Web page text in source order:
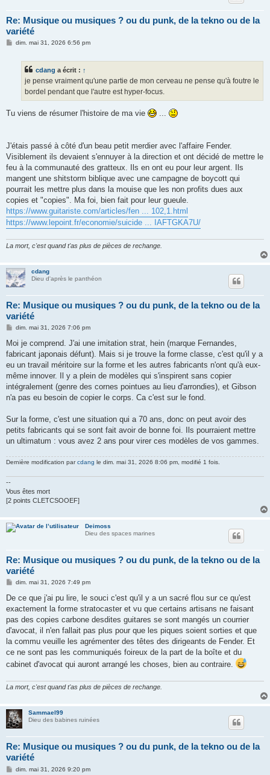
Re: Musique ou musiques ? ou du punk, de la tekno ou de la
variété
Mdim. mai 31, 2026 6:56 pm
cdang a écrit : ↑
je pense vraiment qu'une partie de mon cerveau ne pense qu'à foutre le
bordel pendant que l'autre est hyper-focus.
Tu viens de résumer l'histoire de ma vie
J'étais passé à côté d'un beau petit merdier avec l'affaire Fender.
Visiblement ils devaient s'ennuyer à la direction et ont décidé de mettre le
feu à la communauté des gratteux. Ils en ont eu pour leur argent. Ils
mangent une shitstorm biblique avec une campagne de boycott qui
pourrait les mettre plus dans la mouise que les non profits dues aux
copies et "copies". Ma foi, bien fait pour leur gueule.
https://www.guitariste.com/articles/fen ... 102,1.html
https://www.lepoint.fr/economie/suicide ... IAFTGKA7U/
La mort, c'est quand t'as plus de pièces de rechange.
cdang
Dieu d'après le panthéon
Re: Musique ou musiques ? ou du punk, de la tekno ou de la
variété
M
s
a
g
dim. mai 31, 2026 7:06 pm
Moi je comprend. J'ai une imitation strat, hein (marque Fernandes,
fabricant japonais défunt). Mais si je trouve la forme classe, c'est qu'il y a
eu un travail méritoire sur la forme et les autres fabricants n'ont qu'à eux-
même innover. Il y a plein de modèles qui s'inspirent sans copier
intégralement (genre des cornes pointues au lieu d'arrondies), et Gibson
n'a pas eu besoin de copier le corps. Ca c'est sur le fond.
Sur la forme, c'est une situation qui a 70 ans, donc on peut avoir des
petits fabricants qui se sont fait avoir de bonne foi. Ils pourraient mettre
un ultimatum : vous avez 2 ans pour virer ces modèles de vos gammes.
Dernière modification parcdang le dim. mai 31, 2026 8:06 pm, modifié 1 fois.
--
Vous êtes mort
[2 points CLETCSOOEF]
Deimoss
Dieu des spaces marines
Re: Musique ou musiques ? ou du punk, de la tekno ou de la
variété
M
s
a
g
dim. mai 31, 2026 7:49 pm
De ce que j'ai pu lire, le souci c'est qu'il y a un sacré flou sur ce qu'est
exactement la forme stratocaster et vu que certains artisans ne faisant
pas des copies carbone desdites guitares se sont mangés un courrier
d'avocat, il n'en fallait pas plus pour que les piques soient sorties et que
la commu veuille les agrémenter des têtes des dirigeants de Fender. Et
ce ne sont pas les communiqués foireux de la part de la boîte et du
cabinet d'avocat qui auront arrangé les choses, bien au contraire.
La mort, c'est quand t'as plus de pièces de rechange.
Sammael99
Dieu des babines ruinées
Re: Musique ou musiques ? ou du punk, de la tekno ou de la
variété
Mdim. mai 31, 2026 9:20 pm